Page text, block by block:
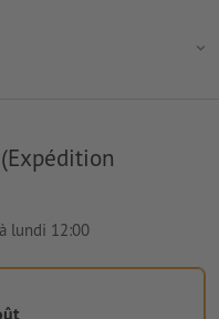
lundi 12:00